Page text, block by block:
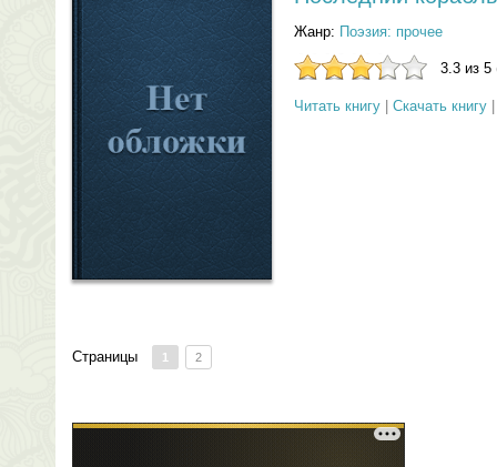
Жанр: Поэзия: прочее
3.3 из 5
Читать книгу Скачать книгу
Страницы 1 2